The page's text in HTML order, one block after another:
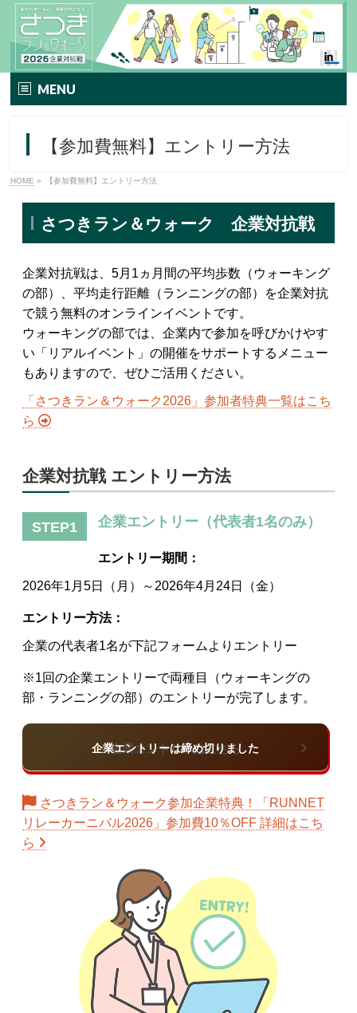
MENU
エントリー方法
プレミアムプラン
TIPNESSメニュー
表彰・ランキング
参加企業
よくある質問
【参加費無料】エントリー方法
HOME » 【参加費無料】エントリー方法
さつきラン＆ウォーク 企業対抗戦
企業対抗戦は、5月1ヵ月間の平均歩数（ウォーキング
の部）、平均走行距離（ランニングの部）を企業対抗
で競う無料のオンラインイベントです。
ウォーキングの部では、企業内で参加を呼びかけやす
い「リアルイベント」の開催をサポートするメニュー
もありますので、ぜひご活用ください。
「さつきラン＆ウォーク2026」参加者特典一覧はこち
ら
企業対抗戦 エントリー方法
STEP1 企業エントリー（代表者1名のみ）
エントリー期間：
2026年1月5日（月）～2026年4月24日（金）
エントリー方法：
企業の代表者1名が下記フォームよりエントリー
※1回の企業エントリーで両種目（ウォーキングの
部・ランニングの部）のエントリーが完了します。
企業エントリーはこちら
さつきラン＆ウォーク参加企業特典！「RUNNET
リレーカーニバル2026」参加費10％OFF 詳細はこち
ら